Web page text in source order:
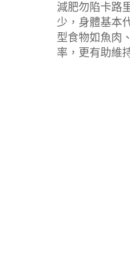
減肥勿陷卡路
少，身體基本
型食物如魚肉
率，更有助維